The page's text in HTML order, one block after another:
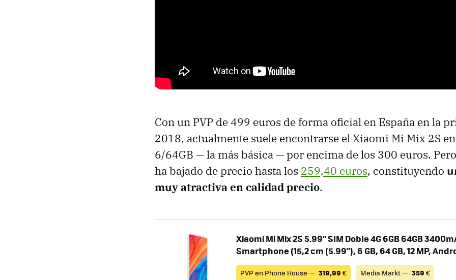
Con un PVP de 499 euros de forma oficial en España en la
2018, actualmente suele encontrarse el Xiaomi Mi Mix 2S
6/64GB — la más básica — por encima de los 300 euros.
ha bajado de precio hasta los 259,40 euros, constituyendo
muy atractiva en calidad precio.
Xiaomi Mi Mix 2S 5.99" SIM Doble 4G 6GB 64GB
Smartphone (15,2 cm (5.99"), 6 GB, 64 GB, 12 MP,
PVP en Phone House — 319,99 € Media Markt — 359 €